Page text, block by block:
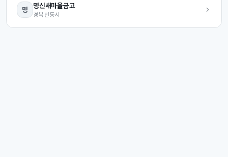
명 명신새마을금고
경북 안동시